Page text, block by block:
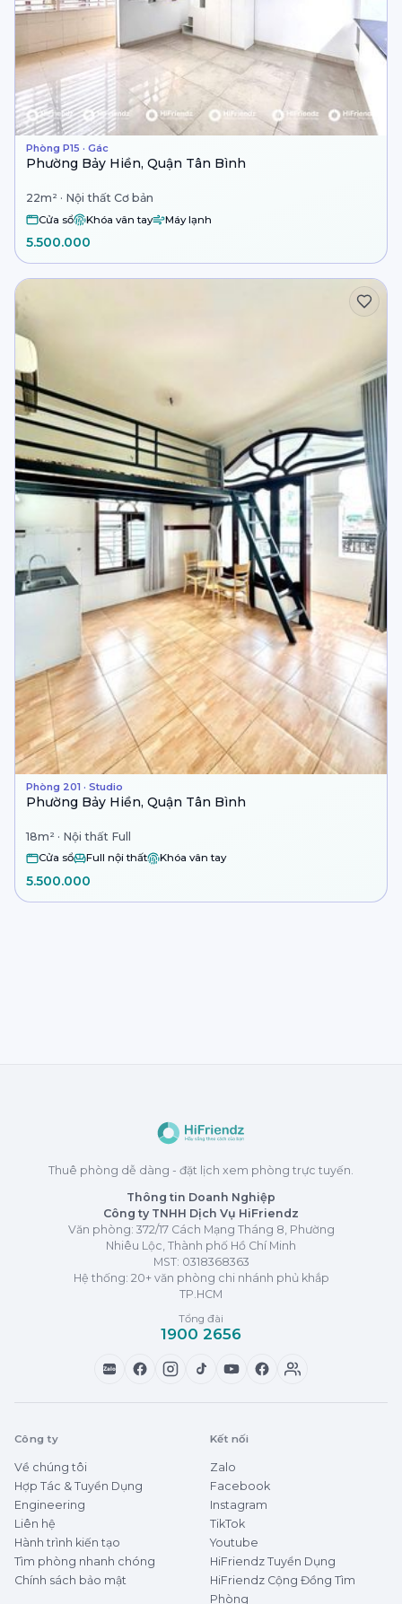
Phòng P15 · Gác
Phường Bảy Hiền, Quận Tân Bình
22m² · Nội thất Cơ bản
Cửa sổ Khóa vân tay Máy lạnh
5.500.000
Phòng 201 · Studio
Phường Bảy Hiền, Quận Tân Bình
18m² · Nội thất Full
Cửa sổ Full nội thất Khóa vân tay
5.500.000
Thuê phòng dễ dàng - đặt lịch xem phòng trực tuyến.
Thông tin Doanh Nghiệp
Công ty TNHH Dịch Vụ HiFriendz
Văn phòng: 372/17 Cách Mạng Tháng 8, Phường
Nhiêu Lộc, Thành phố Hồ Chí Minh
MST: 0318368363
Hệ thống: 20+ văn phòng chi nhánh phủ khắp
TP.HCM
Tổng đài
1900 2656
Zalo
Công ty
Về chúng tôi
Hợp Tác & Tuyển Dụng
Engineering
Liên hệ
Hành trình kiến tạo
Tìm phòng nhanh chóng
Chính sách bảo mật
Kết nối
Zalo
Facebook
Instagram
TikTok
Youtube
HiFriendz Tuyển Dụng
HiFriendz Cộng Đồng Tìm
Phòng